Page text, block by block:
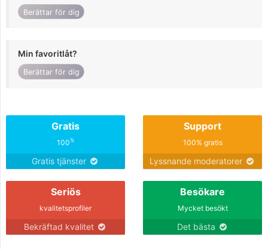
Berättar för dig
Min favoritlåt?
Berättar för dig
Gratis
100%
Gratis tjänster
Support
100% gratis
Lyssnande moderatorer
Seriös
kvalitetsprofiler
Bekräftad kvalitet
Besökare
Mycket besökt
Det bästa